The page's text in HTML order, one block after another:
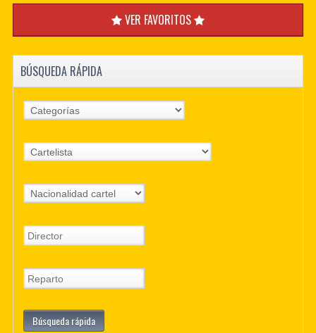
VER FAVORITOS
BÚSQUEDA RÁPIDA